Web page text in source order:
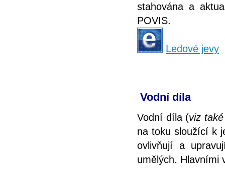
stahována a
POVIS.
Ledové jevy
Vodní díla
Vodní díla (viz
na toku sloužící k
ovlivňují a
umělých. Hlavními